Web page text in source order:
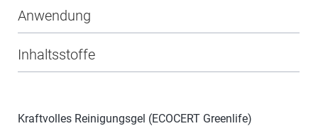
Anwendung
Inhaltsstoffe
Kraftvolles Reinigungsgel (ECOCERT Greenlife)